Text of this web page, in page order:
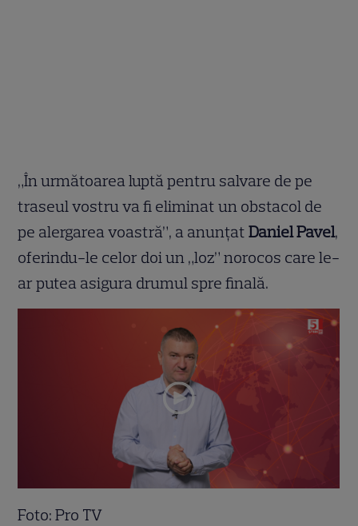
„În următoarea luptă pentru salvare de pe
traseul vostru va fi eliminat un obstacol de
pe alergarea voastră”, a anunțatDaniel Pavel,
oferindu-le celor doi un „loz” norocos care le-
ar putea asigura drumul spre finală.
Foto: Pro TV